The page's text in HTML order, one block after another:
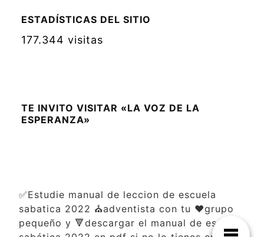
ESTADÍSTICAS DEL SITIO
177.344 visitas
TE INVITO VISITAR «LA VOZ DE LA
ESPERANZA»
✅Estudie manual de leccion de escuela
sabatica 2022 ⛪adventista con tu ❤️grupo
pequeño y 🔻descargar el manual de escuela